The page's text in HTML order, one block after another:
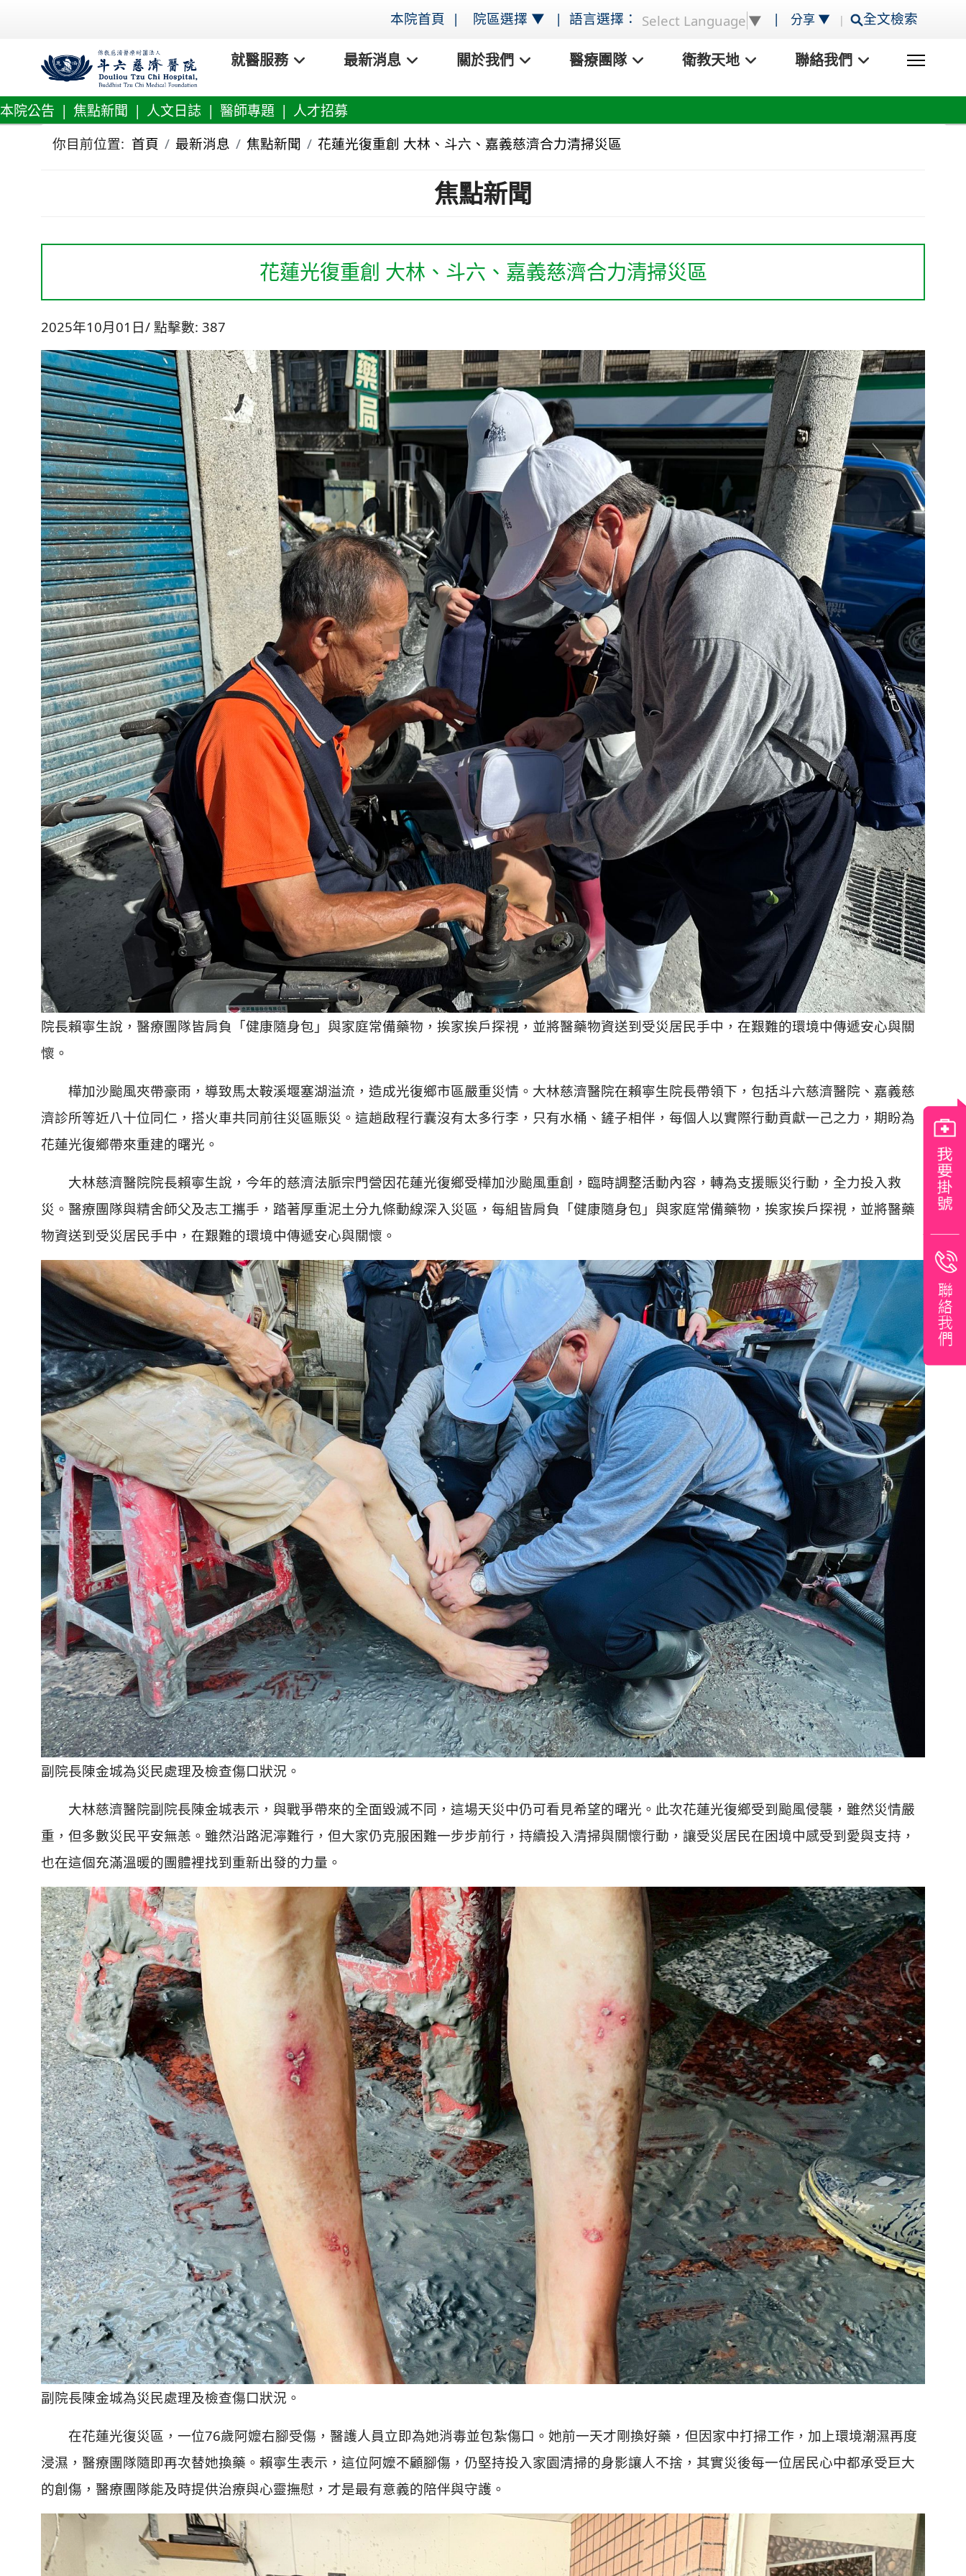
本院首頁 | 院區選擇 ▼ | 語言選擇： Select Language ▼ | 分享 ▼ | 全文檢索
就醫服務 最新消息 關於我們 醫療團隊 衛教天地 聯絡我們
本院公告 | 焦點新聞 | 人文日誌 | 醫師專題 | 人才招募
你目前位置: 首頁 最新消息 焦點新聞 花蓮光復重創 大林、斗六、嘉義慈濟合力清掃災區
焦點新聞
花蓮光復重創 大林、斗六、嘉義慈濟合力清掃災區
2025年10月01日 點擊數: 387
院長賴寧生說，醫療團隊皆肩負「健康隨身包」與家庭常備藥物，挨家挨戶探視，並將醫藥物資送到受災居民手中，在艱難的環境中傳遞安心與關
懷。
樺加沙颱風夾帶豪雨，導致馬太鞍溪堰塞湖溢流，造成光復鄉市區嚴重災情。大林慈濟醫院在賴寧生院長帶領下，包括斗六慈濟醫院、嘉義慈
濟診所等近八十位同仁，搭火車共同前往災區賑災。這趟啟程行囊沒有太多行李，只有水桶、鏟子相伴，每個人以實際行動貢獻一己之力，期盼為
花蓮光復鄉帶來重建的曙光。
大林慈濟醫院院長賴寧生說，今年的慈濟法脈宗門營因花蓮光復鄉受樺加沙颱風重創，臨時調整活動內容，轉為支援賑災行動，全力投入救
災。醫療團隊與精舍師父及志工攜手，踏著厚重泥土分九條動線深入災區，每組皆肩負「健康隨身包」與家庭常備藥物，挨家挨戶探視，並將醫藥
物資送到受災居民手中，在艱難的環境中傳遞安心與關懷。
副院長陳金城為災民處理及檢查傷口狀況。
大林慈濟醫院副院長陳金城表示，與戰爭帶來的全面毀滅不同，這場天災中仍可看見希望的曙光。此次花蓮光復鄉受到颱風侵襲，雖然災情嚴
重，但多數災民平安無恙。雖然沿路泥濘難行，但大家仍克服困難一步步前行，持續投入清掃與關懷行動，讓受災居民在困境中感受到愛與支持，
也在這個充滿溫暖的團體裡找到重新出發的力量。
副院長陳金城為災民處理及檢查傷口狀況。
在花蓮光復災區，一位76歲阿嬤右腳受傷，醫護人員立即為她消毒並包紮傷口。她前一天才剛換好藥，但因家中打掃工作，加上環境潮濕再度
浸濕，醫療團隊隨即再次替她換藥。賴寧生表示，這位阿嬤不顧腳傷，仍堅持投入家園清掃的身影讓人不捨，其實災後每一位居民心中都承受巨大
的創傷，醫療團隊能及時提供治療與心靈撫慰，才是最有意義的陪伴與守護。